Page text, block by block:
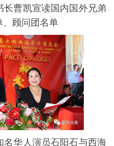
曹凯宣读国内国外兄弟
、顾问团名单
华人演员石阳石与西海